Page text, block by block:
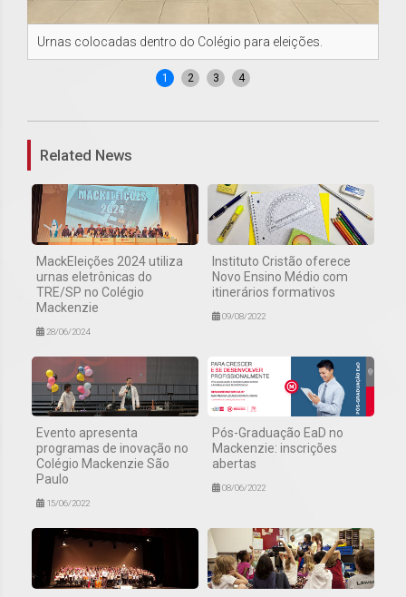
Urnas colocadas dentro do Colégio para eleições.
1 2 3 4
Related News
MackEleições 2024 utiliza
urnas eletrônicas do
TRE/SP no Colégio
Mackenzie
28/06/2024
Instituto Cristão oferece
Novo Ensino Médio com
itinerários formativos
09/08/2022
Evento apresenta
programas de inovação no
Colégio Mackenzie São
Paulo
15/06/2022
Pós-Graduação EaD no
Mackenzie: inscrições
abertas
08/06/2022